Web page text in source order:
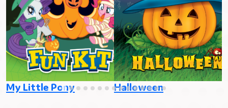
My Little Pony Halloween